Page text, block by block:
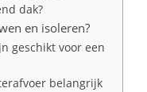
dak?
en isoleren?
geschikt voor een
belangrijk